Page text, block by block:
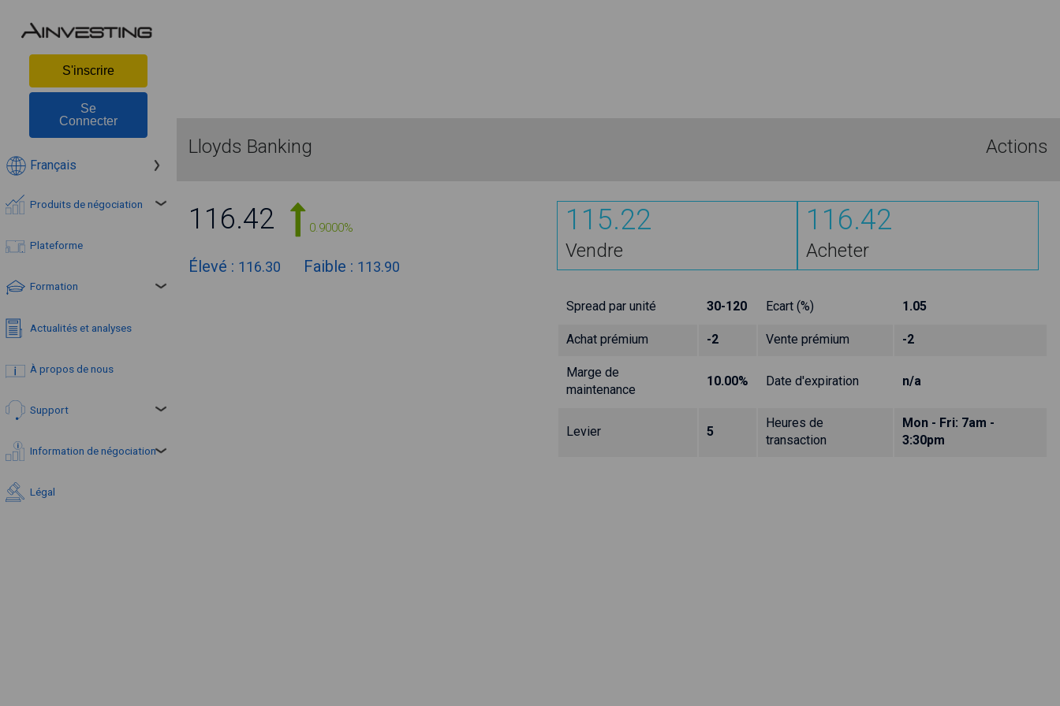
S'inscrire
Se
Connecter
Français
Produits de négociation
Plateforme
Formation
Actualités et analyses
À propos de nous
Support
Information de négociation
Légal
Lloyds Banking Actions
116.42 0.9000%
Élevé : 116.30 Faible : 113.90
115.22
Vendre
116.42
Acheter
Spread par unité 30-120 Ecart (%) 1.05
Achat prémium -2 Vente prémium -2
Marge de
maintenance
10.00% Date d'expiration n/a
Levier 5
Heures de
transaction
Mon - Fri: 7am -
3:30pm